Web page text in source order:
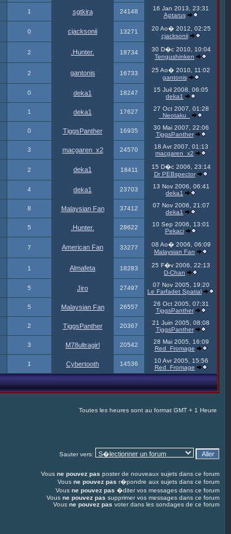
1 sgtkira 24148
16 Jan 2013, 23:31
Aptarus
0 cjacksonii 13271
20 Ao� 2012, 02:25
cjacksonii
2 .Hunter. 18734
30 D�c 2010, 10:04
Tengushinken
2 gantonis 16733
25 Ao� 2010, 11:02
gantonis
0 deka1 18247
15 Juil 2008, 06:05
deka1
1 deka1 17627
27 Oct 2007, 01:28
_Neotaku_
0 TiggsPanther 16935
30 Mai 2007, 22:06
TiggsPanther
3 macgaren_x2 24570
18 Avr 2007, 01:13
macgaren_x2
2 deka1 18411
15 D�c 2006, 23:14
Dr PEBspector
4 deka1 23703
13 Nov 2006, 06:41
deka1
8 Malaysian Fan 37412
07 Nov 2006, 21:07
deka1
5 .Hunter. 28622
10 Sep 2006, 13:01
Pekaci
7 American Fan 33277
08 Ao� 2006, 06:09
Malaysian Fan
1 Almafeta 18283
25 F�v 2006, 22:13
D-Chan
5 Jiro 27497
07 Nov 2005, 19:20
Le Farfadet Spatial
5 Malaysian Fan 26557
26 Oct 2005, 07:31
TiggsPanther
2 TiggsPanther 20367
21 Juin 2005, 08:08
TiggsPanther
3 M78ultragirl 20542
28 Mai 2005, 16:09
Red_Fromage
1 Cybertooth 14536
10 Avr 2005, 15:56
Red_Fromage
Toutes les heures sont au format GMT + 1 Heure
Sauter vers:
Vous ne pouvez pas poster de nouveaux sujets dans ce forum
Vous ne pouvez pas r�pondre aux sujets dans ce forum
Vous ne pouvez pas �diter vos messages dans ce forum
Vous ne pouvez pas supprimer vos messages dans ce forum
Vous ne pouvez pas voter dans les sondages de ce forum